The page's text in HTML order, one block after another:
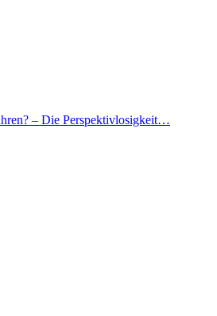
– Die Perspektivlosigkeit…